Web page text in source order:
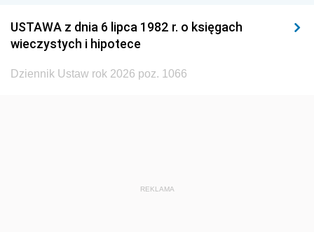
1929 1928 1927
USTAWA z dnia 6 lipca 1982 r. o księgach
wieczystych i hipotece
Dziennik Ustaw rok 2026 poz. 1066
REKLAMA